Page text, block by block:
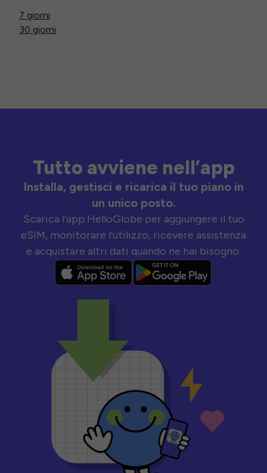
7 giorni
30 giorni
Tutto avviene nell’app
Installa, gestisci e ricarica il tuo piano in
un unico posto.
Scarica l’app HelloGlobe per aggiungere il tuo
eSIM, monitorare l’utilizzo, ricevere assistenza
e acquistare altri dati quando ne hai bisogno.